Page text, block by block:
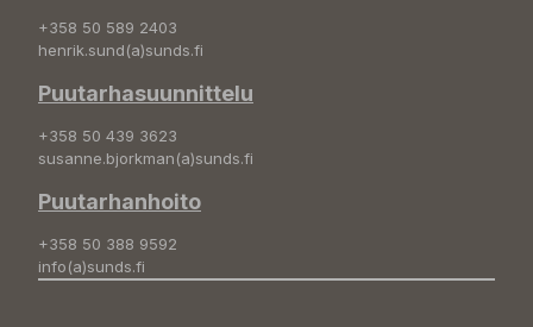
+358 50 589 2403
henrik.sund(a)sunds.fi
Puutarhasuunnittelu
+358 50 439 3623
susanne.bjorkman(a)sunds.fi
Puutarhanhoito
+358 50 388 9592
info(a)sunds.fi